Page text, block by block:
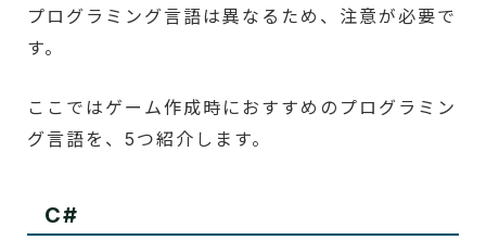
プログラミング言語は異なるため、注意が必要で
す。
ここではゲーム作成時におすすめのプログラミン
グ言語を、5つ紹介します。
C#